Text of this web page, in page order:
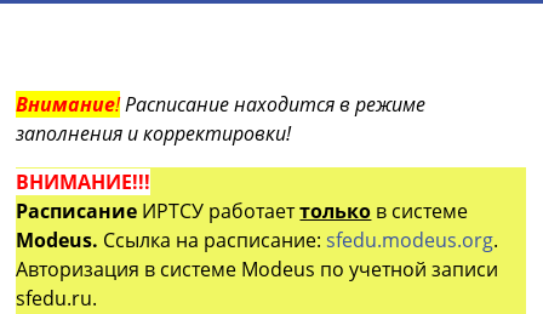
Внимание!Расписание находится в режиме
заполнения и корректировки!
ВНИМАНИЕ!!!
Расписание ИРТСУ работаеттолько в системе
Modeus. Ссылка на расписание:sfedu.modeus.org.
Авторизация в системе Modeus по учетной записи
sfedu.ru.